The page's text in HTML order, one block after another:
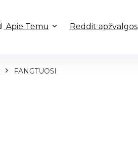
Apie Temu Reddit apžvalgos
FANGTUOSI